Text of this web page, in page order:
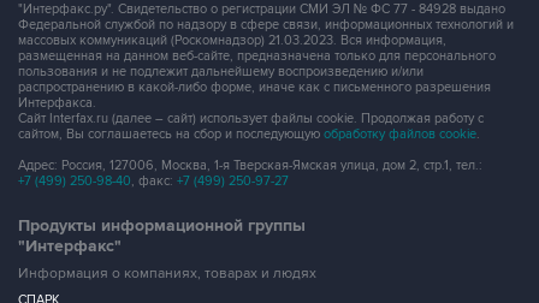
"Интерфакс.ру". Свидетельство о регистрации СМИ ЭЛ № ФС 77 - 84928 выдано
Федеральной службой по надзору в сфере связи, информационных технологий и
массовых коммуникаций (Роскомнадзор) 21.03.2023. Вся информация,
размещенная на данном веб-сайте, предназначена только для персонального
пользования и не подлежит дальнейшему воспроизведению и/или
распространению в какой-либо форме, иначе как с письменного разрешения
Интерфакса.
Сайт Interfax.ru (далее – сайт) использует файлы cookie. Продолжая работу с
сайтом, Вы соглашаетесь на сбор и последующую обработку файлов cookie.
Адрес: Россия, 127006, Москва, 1-я Тверская-Ямская улица, дом 2, стр.1, тел.:
+7 (499) 250-98-40, факс: +7 (499) 250-97-27
Продукты информационной группы
"Интерфакс"
Информация о компаниях, товарах и людях